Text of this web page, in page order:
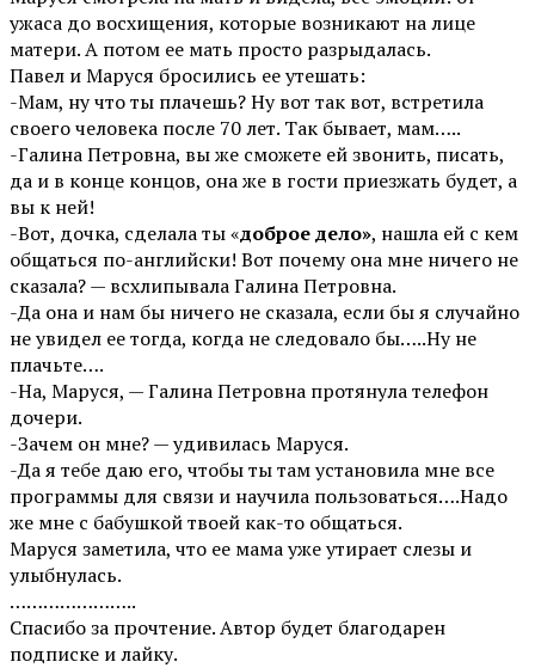
ужаса до восхищения, которые возникают на лице
матери. А потом ее мать просто разрыдалась.
Павел и Маруся бросились ее утешать:
-Мам, ну что ты плачешь? Ну вот так вот, встретила
своего человека после 70 лет. Так бывает, мам…..
-Галина Петровна, вы же сможете ей звонить, писать,
да и в конце концов, она же в гости приезжать будет, а
вы к ней!
-Вот, дочка, сделала ты «доброе дело», нашла ей с кем
общаться по-английски! Вот почему она мне ничего не
сказала? — всхлипывала Галина Петровна.
-Да она и нам бы ничего не сказала, если бы я случайно
не увидел ее тогда, когда не следовало бы…..Ну не
плачьте….
-На, Маруся, — Галина Петровна протянула телефон
дочери.
-Зачем он мне? — удивилась Маруся.
-Да я тебе даю его, чтобы ты там установила мне все
программы для связи и научила пользоваться….Надо
же мне с бабушкой твоей как-то общаться.
Маруся заметила, что ее мама уже утирает слезы и
улыбнулась.
…………………..
Спасибо за прочтение. Автор будет благодарен
подписке и лайку.